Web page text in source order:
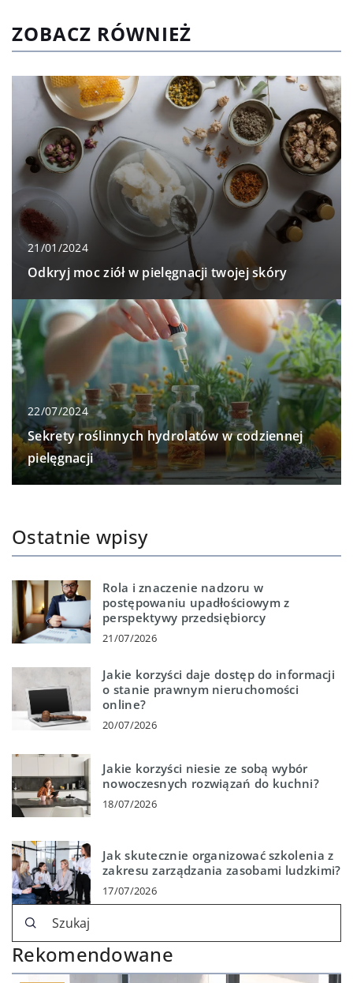
ZOBACZ RÓWNIEŻ
21/01/2024
Odkryj moc ziół w pielęgnacji twojej skóry
22/07/2024
Sekrety roślinnych hydrolatów w codziennej
pielęgnacji
Ostatnie wpisy
Rola i znaczenie nadzoru w
postępowaniu upadłościowym z
perspektywy przedsiębiorcy
21/07/2026
Jakie korzyści daje dostęp do informacji
o stanie prawnym nieruchomości
online?
20/07/2026
Jakie korzyści niesie ze sobą wybór
nowoczesnych rozwiązań do kuchni?
18/07/2026
Jak skutecznie organizować szkolenia z
zakresu zarządzania zasobami ludzkimi?
17/07/2026
Rekomendowane